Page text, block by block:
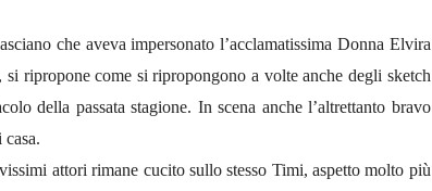
che aveva impersonato l’acclamatissima Donna Elvira
ripropone come si ripropongono a volte anche degli sketch
della passata stagione. In scena anche l’altrettanto bravo
attori rimane cucito sullo stesso Timi, aspetto molto più